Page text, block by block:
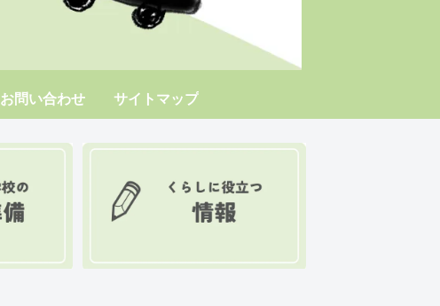
お問い合わせ サイトマップ